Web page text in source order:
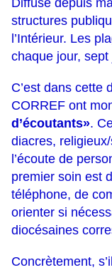
Diffusé depuis
structures
l’Intérieur. Les
chaque jour,
C’est dans cette
CORREF ont
d’écoutants».
diacres,
l’écoute de
premier soin est
téléphone, de
orienter si
diocésaines
Concrètement,